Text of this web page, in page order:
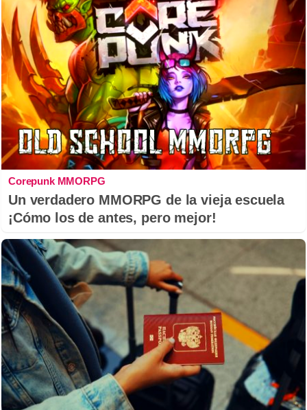
Corepunk MMORPG
Un verdadero MMORPG de la vieja escuela
¡Cómo los de antes, pero mejor!